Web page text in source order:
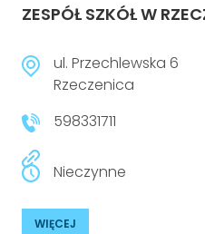
ZESPÓŁ SZKÓŁ W
ul. Przechlewska 6
Rzeczenica
598331711
Nieczynne
WIĘCEJ